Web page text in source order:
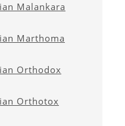
Malankara
Marthoma
Orthodox
Orthotox